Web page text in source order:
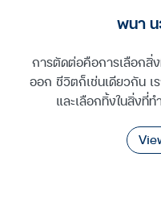
พนา น
การตัดต่อคือการเลือกสิ่
ออก ชีวิตก็เช่นเดียวกัน เ
และเลือกทิ้งในสิ่งที่ท